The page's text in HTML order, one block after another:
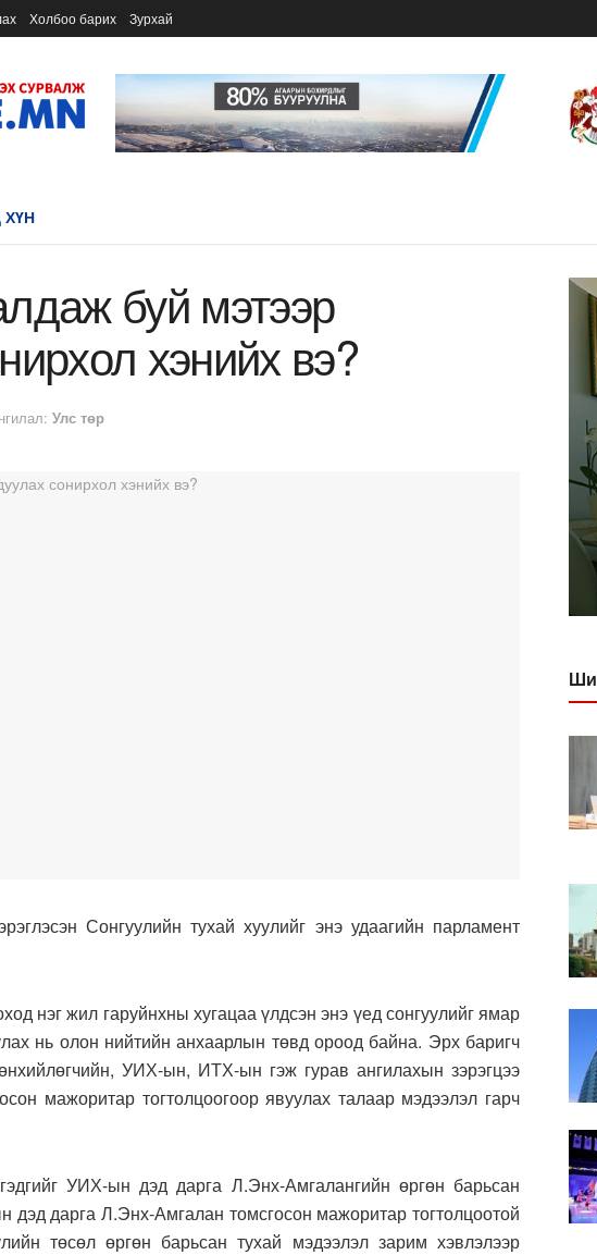
Холбоо барих Зурхай
ХҮН
буй мэтээр
хэнийх вэ?
Улс төр
Сонгуулийн тухай хуулийг энэ удаагийн парламент
нэг жил гаруйнхны хугацаа үлдсэн энэ үед сонгуулийг ямар
нь олон нийтийн анхаарлын төвд ороод байна. Эрх баригч
УИХ-ын, ИТХ-ын гэж гурав ангилахын зэрэгцээ
мажоритар тогтолцоогоор явуулах талаар мэдээлэл гарч
УИХ-ын дэд дарга Л.Энх-Амгалангийн өргөн барьсан
дарга Л.Энх-Амгалан томсгосон мажоритар тогтолцоотой
төсөл өргөн барьсан тухай мэдээлэл зарим хэвлэлээр